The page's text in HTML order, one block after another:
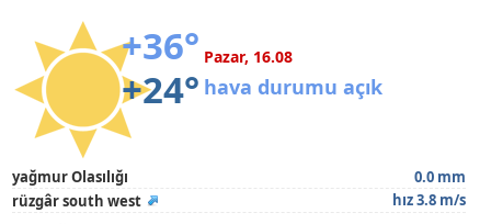
+36°
+24°
Pazar, 16.08
hava durumu açık
yağmur Olasılığı
0.0 mm
rüzgâr south west
hız 3.8 m/s